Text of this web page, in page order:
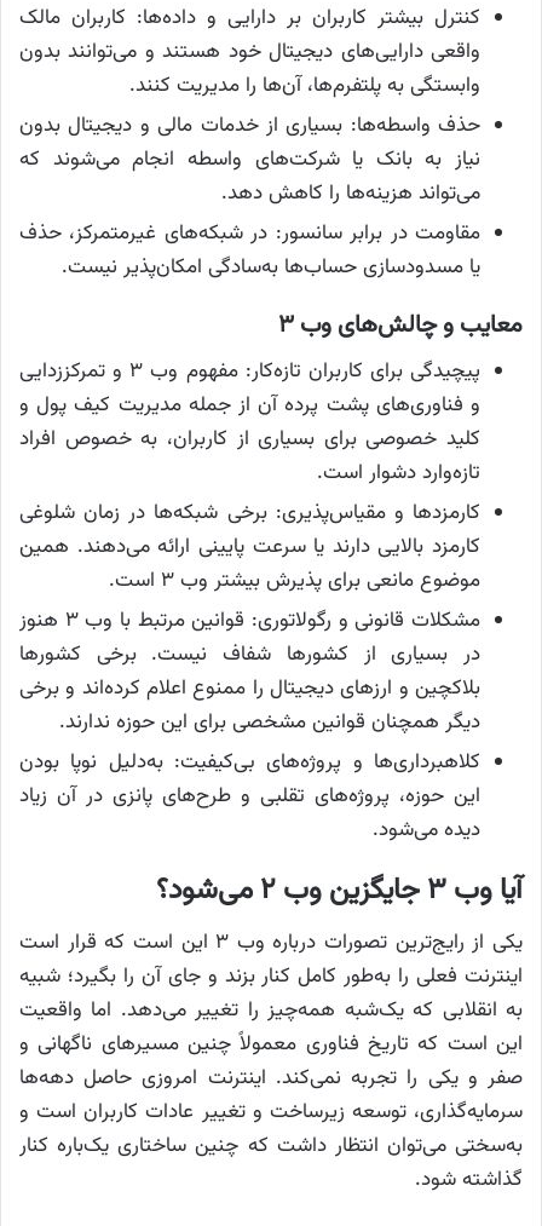
کنترل بیشتر کاربران بر دارایی و داده‌ها: کاربران مالک
واقعی دارایی‌های دیجیتال خود هستند و می‌توانند بدون
وابستگی به پلتفرم‌ها، آن‌ها را مدیریت کنند.
حذف واسطه‌ها: بسیاری از خدمات مالی و دیجیتال بدون
نیاز به بانک یا شرکت‌های واسطه انجام می‌شوند که
می‌تواند هزینه‌ها را کاهش دهد.
مقاومت در برابر سانسور: در شبکه‌های غیرمتمرکز، حذف
یا مسدودسازی حساب‌ها به‌سادگی امکان‌پذیر نیست.
معایب و چالش‌های وب ۳
پیچیدگی برای کاربران تازه‌کار: مفهوم وب ۳ و تمرکززدایی
و فناوری‌های پشت پرده آن از جمله مدیریت کیف پول و
کلید خصوصی برای بسیاری از کاربران، به خصوص افراد
تازه‌وارد دشوار است.
کارمزدها و مقیاس‌پذیری: برخی شبکه‌ها در زمان شلوغی
کارمزد بالایی دارند یا سرعت پایینی ارائه می‌دهند. همین
موضوع مانعی برای پذیرش بیشتر وب ۳ است.
مشکلات قانونی و رگولاتوری: قوانین مرتبط با وب ۳ هنوز
در بسیاری از کشورها شفاف نیست. برخی کشورها
بلاکچین و ارزهای دیجیتال را ممنوع اعلام کرده‌اند و برخی
دیگر همچنان قوانین مشخصی برای این حوزه ندارند.
کلاهبرداری‌ها و پروژه‌های بی‌کیفیت: به‌دلیل نوپا بودن
این حوزه، پروژه‌های تقلبی و طرح‌های پانزی در آن زیاد
دیده می‌شود.
آیا وب ۳ جایگزین وب ۲ می‌شود؟
یکی از رایج‌ترین تصورات درباره وب ۳ این است که قرار است
اینترنت فعلی را به‌طور کامل کنار بزند و جای آن را بگیرد؛ شبیه
به انقلابی که یک‌شبه همه‌چیز را تغییر می‌دهد. اما واقعیت
این است که تاریخ فناوری معمولاً چنین مسیرهای ناگهانی و
صفر و یکی را تجربه نمی‌کند. اینترنت امروزی حاصل دهه‌ها
سرمایه‌گذاری، توسعه زیرساخت و تغییر عادات کاربران است و
به‌سختی می‌توان انتظار داشت که چنین ساختاری یک‌باره کنار
گذاشته شود.